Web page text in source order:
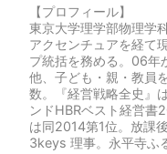
【プロフィール】
東京大学理学部物理学
アクセンチュアを経て
プ統括を務める。06年
他、子ども・親・教員
数。『経営戦略全史』
ンドHBRベスト経営書
は同2014第1位。放課
3keys 理事。永平寺ふ